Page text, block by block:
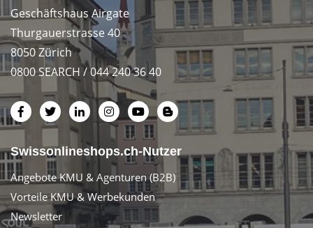
Geschäftshaus Airgate
Thurgauerstrasse 40
8050 Zürich
0800 SEARCH / 044 240 36 40
Swissonlineshops.ch-Nutzer
Angebote KMU & Agenturen (B2B)
Vorteile KMU & Werbekunden
Newsletter